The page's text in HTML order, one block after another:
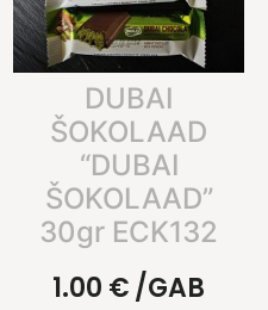
DUBAI
ŠOKOLAAD
“DUBAI
ŠOKOLAAD”
30gr ECK132
1.00 €/GAB